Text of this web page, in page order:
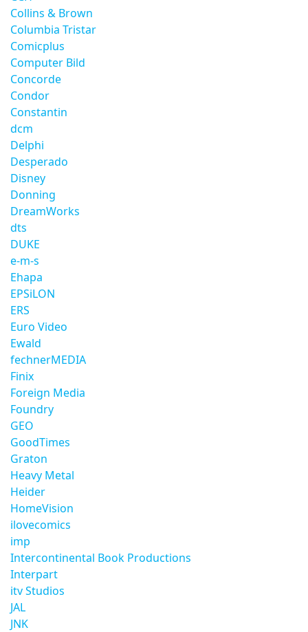
Collins & Brown
Columbia Tristar
Comicplus
Computer Bild
Concorde
Condor
Constantin
dcm
Delphi
Desperado
Disney
Donning
DreamWorks
dts
DUKE
e-m-s
Ehapa
EPSiLON
ERS
Euro Video
Ewald
fechnerMEDIA
Finix
Foreign Media
Foundry
GEO
GoodTimes
Graton
Heavy Metal
Heider
HomeVision
ilovecomics
imp
Intercontinental Book Productions
Interpart
itv Studios
JAL
JNK